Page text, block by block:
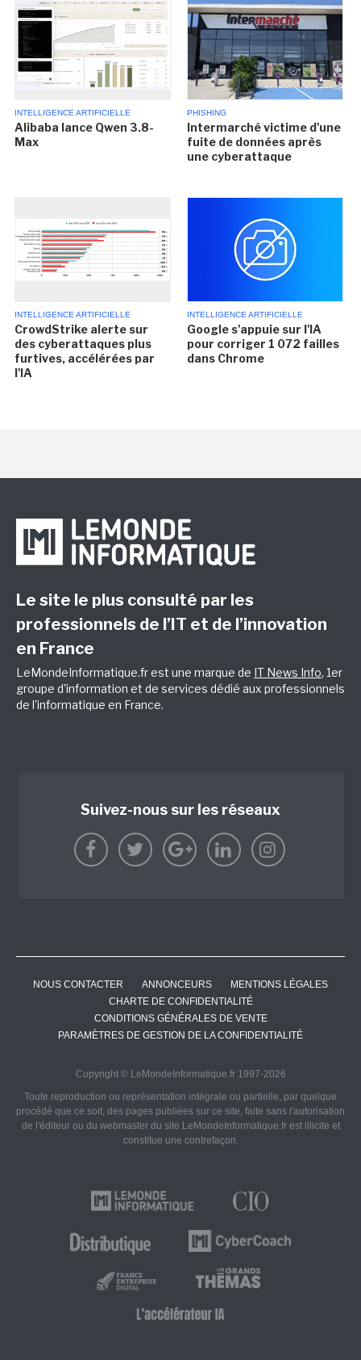
INTELLIGENCE ARTIFICIELLE
Alibaba lance Qwen 3.8-
Max
PHISHING
Intermarché victime d'une
fuite de données après
une cyberattaque
INTELLIGENCE ARTIFICIELLE
CrowdStrike alerte sur
des cyberattaques plus
furtives, accélérées par
l'IA
INTELLIGENCE ARTIFICIELLE
Google s'appuie sur l'IA
pour corriger 1 072 failles
dans Chrome
Le site le plus consulté par les
professionnels de l’IT et de l’innovation
en France
LeMondeInformatique.fr est une marque de IT News Info, 1er
groupe d'information et de services dédié aux professionnels
de l'informatique en France.
Suivez-nous sur les réseaux
NOUS CONTACTER ANNONCEURS
MENTIONS LÉGALES
CHARTE DE CONFIDENTIALITÉ
CONDITIONS GÉNÉRALES DE VENTE
PARAMÈTRES DE GESTION DE LA CONFIDENTIALITÉ
Copyright © LeMondeInformatique.fr 1997-2026
Toute reproduction ou représentation intégrale ou partielle, par quelque
procédé que ce soit, des pages publiées sur ce site, faite sans l'autorisation
de l'éditeur ou du webmaster du site LeMondeInformatique.fr est illicite et
constitue une contrefaçon.